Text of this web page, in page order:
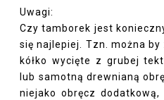
Uwagi:
Czy tamborek jest
się najlepiej. Tzn. można
kółko wycięte z grubej
lub samotną drewnianą
niejako obręcz